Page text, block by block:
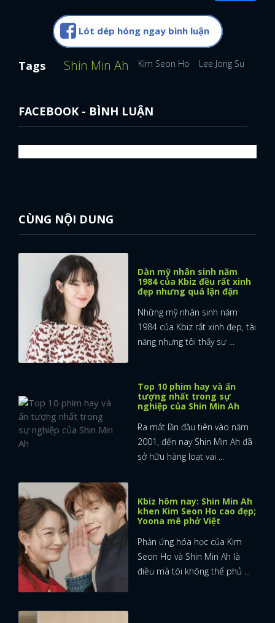
Lót dép hóng ngay bình luận
Tags Shin Min Ah Kim Seon Ho Lee Jong Suk
FACEBOOK - BÌNH LUẬN
CÙNG NỘI DUNG
Dàn mỹ nhân sinh năm
1984 của Kbiz đều rất xinh
đẹp nhưng quá lận đận
Những mỹ nhân sinh năm
1984 của Kbiz rất xinh đẹp, tài
năng nhưng tôi thấy sự ...
Top 10 phim hay và ấn
tượng nhất trong sự
nghiệp của Shin Min Ah
Ra mắt lần đầu tiên vào năm
2001, đến nay Shin Min Ah đã
sở hữu hàng loạt vai ...
Kbiz hôm nay: Shin Min Ah
khen Kim Seon Ho cao đẹp;
Yoona mê phở Việt
Phản ứng hóa học của Kim
Seon Ho và Shin Min Ah là
điều mà tôi không thể phủ ...